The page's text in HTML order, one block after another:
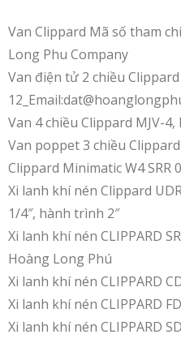
Van Clippard Mã số tham
Long Phu Company
Van điện tử 2 chiều
Van 4 chiều Clippard MJV-
Van poppet 3 chiều
Clippard Minimatic W4 SRR
Xi lanh khí nén Clippard
1/4″, hành trình 2″
Xi lanh khí nén CLIPPARD
Hoàng Long Phú
Xi lanh khí nén CLIPPARD
Xi lanh khí nén CLIPPARD
Xi lanh khí nén CLIPPARD